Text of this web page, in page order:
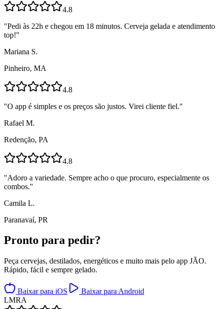
4.8
"Pedi às 22h e chegou em 18 minutos. Cerveja gelada e atendimento
top!"
Mariana S.
Pinheiro, MA
4.8
"O app é simples e os preços são justos. Virei cliente fiel."
Rafael M.
Redenção, PA
4.8
"Adoro a variedade. Sempre acho o que procuro, especialmente os
combos."
Camila L.
Paranavaí, PR
Pronto para pedir?
Peça cervejas, destilados, energéticos e muito mais pelo app JÃO.
Rápido, fácil e sempre gelado.
Baixar para iOS
Baixar para Android
LMRA